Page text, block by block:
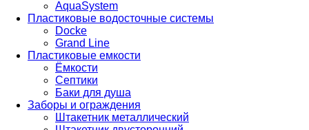
AquaSystem
Пластиковые водосточные системы
Docke
Grand Line
Пластиковые емкости
Ёмкости
Септики
Баки для душа
Заборы и ограждения
Штакетник металлический